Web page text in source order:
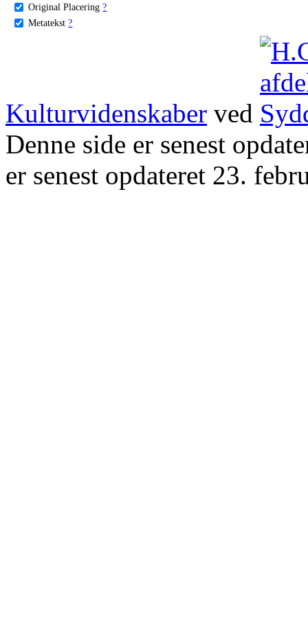
Original Placering ?
Metatekst ?
Kulturvidenskaber ved
Denne side er senest
er senest opdateret 23.